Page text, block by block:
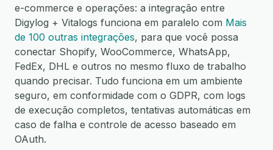
e-commerce e operações: a integração entre
Digylog + Vitalogs funciona em paralelo com Mais
de 100 outras integrações, para que você possa
conectar Shopify, WooCommerce, WhatsApp,
FedEx, DHL e outros no mesmo fluxo de trabalho
quando precisar. Tudo funciona em um ambiente
seguro, em conformidade com o GDPR, com logs
de execução completos, tentativas automáticas em
caso de falha e controle de acesso baseado em
OAuth.